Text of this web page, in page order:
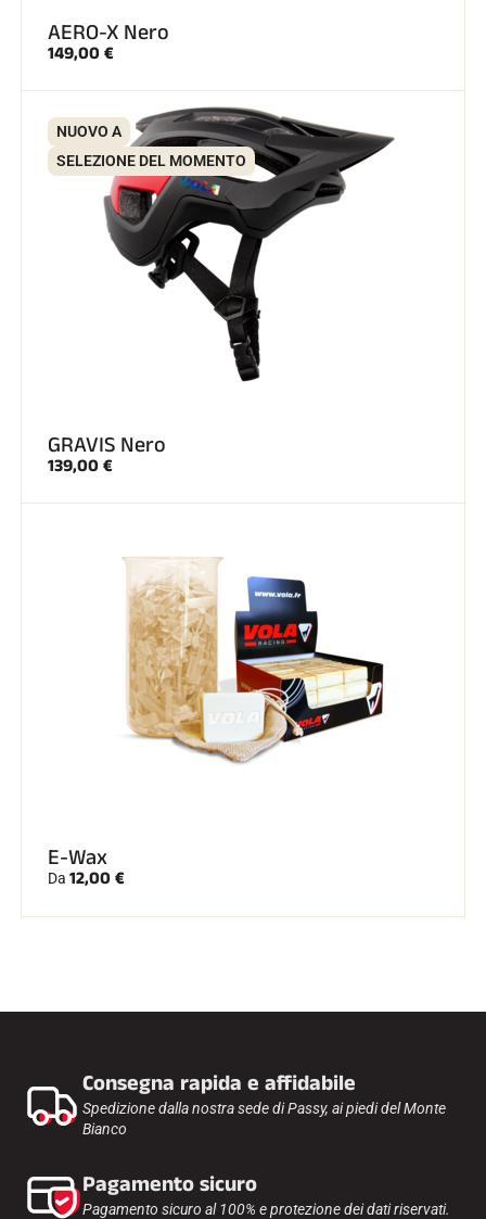
AERO-X Nero
149,00 €
NUOVO A
SELEZIONE DEL MOMENTO
GRAVIS Nero
139,00 €
E-Wax
Da 12,00 €
Consegna rapida e affidabile
Spedizione dalla nostra sede di Passy, ai piedi del Monte
Bianco
Pagamento sicuro
Pagamento sicuro al 100% e protezione dei dati riservati.